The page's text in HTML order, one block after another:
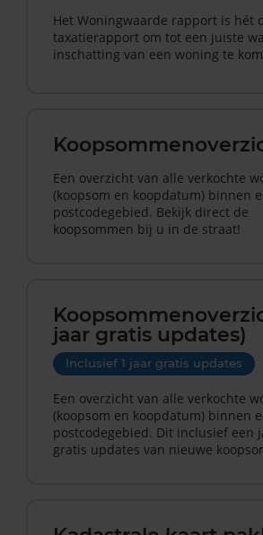
Het Woningwaarde rapport is hét
taxatierapport om tot een juiste
inschatting van een woning te
Een overzicht van alle verkochte
(koopsom en koopdatum) binnen
postcodegebied. Bekijk direct de
koopsommen bij u in de straat!
jaar gratis updates)
Inclusief 1 jaar gratis updates
Een overzicht van alle verkochte
(koopsom en koopdatum) binnen
postcodegebied. Dit inclusief een
gratis updates van nieuwe